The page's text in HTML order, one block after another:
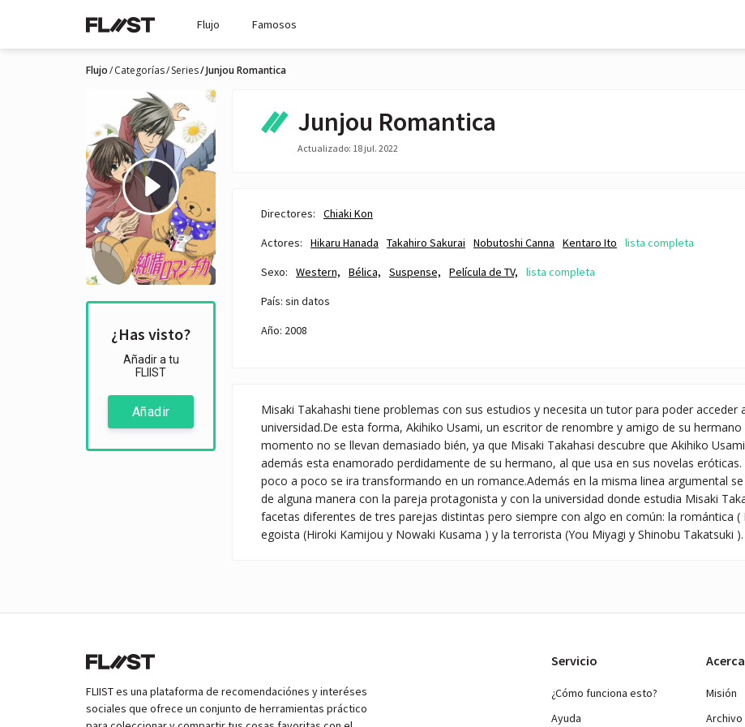
Flujo Famosos
Flujo Categorías Series Junjou Romantica
¿Has visto?
Añadir a tu
FLIIST
Añadir
Junjou Romantica
Actualizado: 18 jul. 2022
Directores:
Chiaki Kon
Actores:
Hikaru Hanada Takahiro Sakurai Nobutoshi Canna Kentaro Ito
lista completa
Sexo:
Western, Bélica, Suspense, Película de TV,
lista completa
País: sin datos
Año: 2008
Misaki Takahashi tiene problemas con sus estudios y necesita un tutor para poder acceder
universidad.De esta forma, Akihiko Usami, un escritor de renombre y amigo de su
momento no se llevan demasiado bién, ya que Misaki Takahasi descubre que Akihiko
además esta enamorado perdidamente de su hermano, al que usa en sus novelas
poco a poco se ira transformando en un romance.Además en la misma linea argumental
de alguna manera con la pareja protagonista y con la universidad donde estudia Misaki
facetas diferentes de tres parejas distintas pero siempre con algo en común: la romántica (
egoista (Hiroki Kamijou y Nowaki Kusama ) y la terrorista (You Miyagi y Shinobu Takatsuki ).
FLIIST es una plataforma de recomendaciónes y interéses
sociales que ofrece un conjunto de herramientas práctico
Servicio
¿Cómo funciona esto?
Ayuda
Misión
Archivo